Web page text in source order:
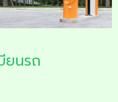
ยนรถ